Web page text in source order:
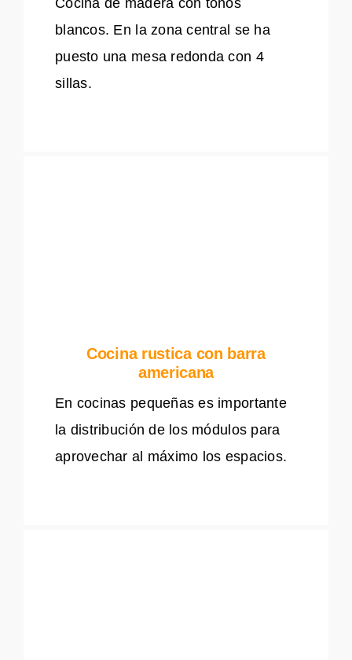
Cocina de madera con tonos
blancos. En la zona central se ha
puesto una mesa redonda con 4
sillas.
Cocina rustica con barra
americana
En cocinas pequeñas es importante
la distribución de los módulos para
aprovechar al máximo los espacios.